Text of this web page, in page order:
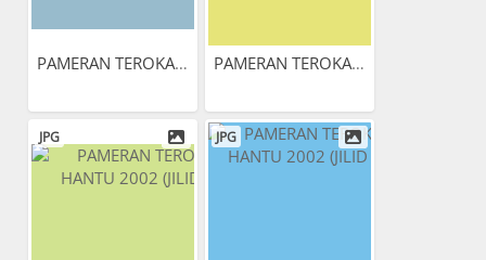
PAMERAN TEROKAI HANTU 2002... PAMERAN TEROKAI HANTU 2002...
JPG JPG